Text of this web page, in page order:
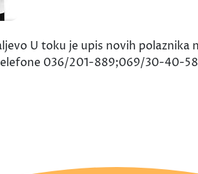
U toku je upis novih polaznika
036/201-889;069/30-40-